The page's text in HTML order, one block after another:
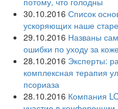
30.10.2016 Список
ускоряющих наше
29.10.2016 Названы
ошибки по уходу за
28.10.2016 Эксперты:
комплексная терапия
псориаза
28.10.2016 Компания